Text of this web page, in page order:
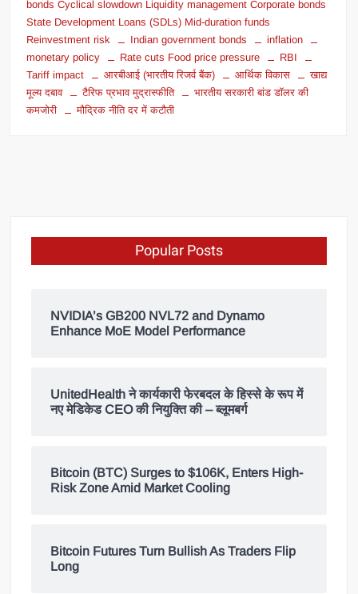
bonds Cyclical slowdown Liquidity management Corporate bonds
State Development Loans (SDLs) Mid-duration funds
Reinvestment risk
Indian government bonds
inflation
monetary policy
Rate cuts Food price pressure
RBI
Tariff impact
आरबीआई (भारतीय रिजर्व बैंक) आर्थिक विकास
खाद्य
मूल्य दबाव
टैरिफ प्रभाव मुद्रास्फीति
भारतीय सरकारी बांड डॉलर की
कमजोरी
मौद्रिक नीति दर में कटौती
Popular Posts
NVIDIA’s GB200 NVL72 and Dynamo
Enhance MoE Model Performance
UnitedHealth ने कार्यकारी फेरबदल के हिस्से के रूप में
नए मेडिकेड CEO की नियुक्ति की – ब्लूमबर्ग
Bitcoin (BTC) Surges to $106K, Enters High-
Risk Zone Amid Market Cooling
Bitcoin Futures Turn Bullish As Traders Flip
Long